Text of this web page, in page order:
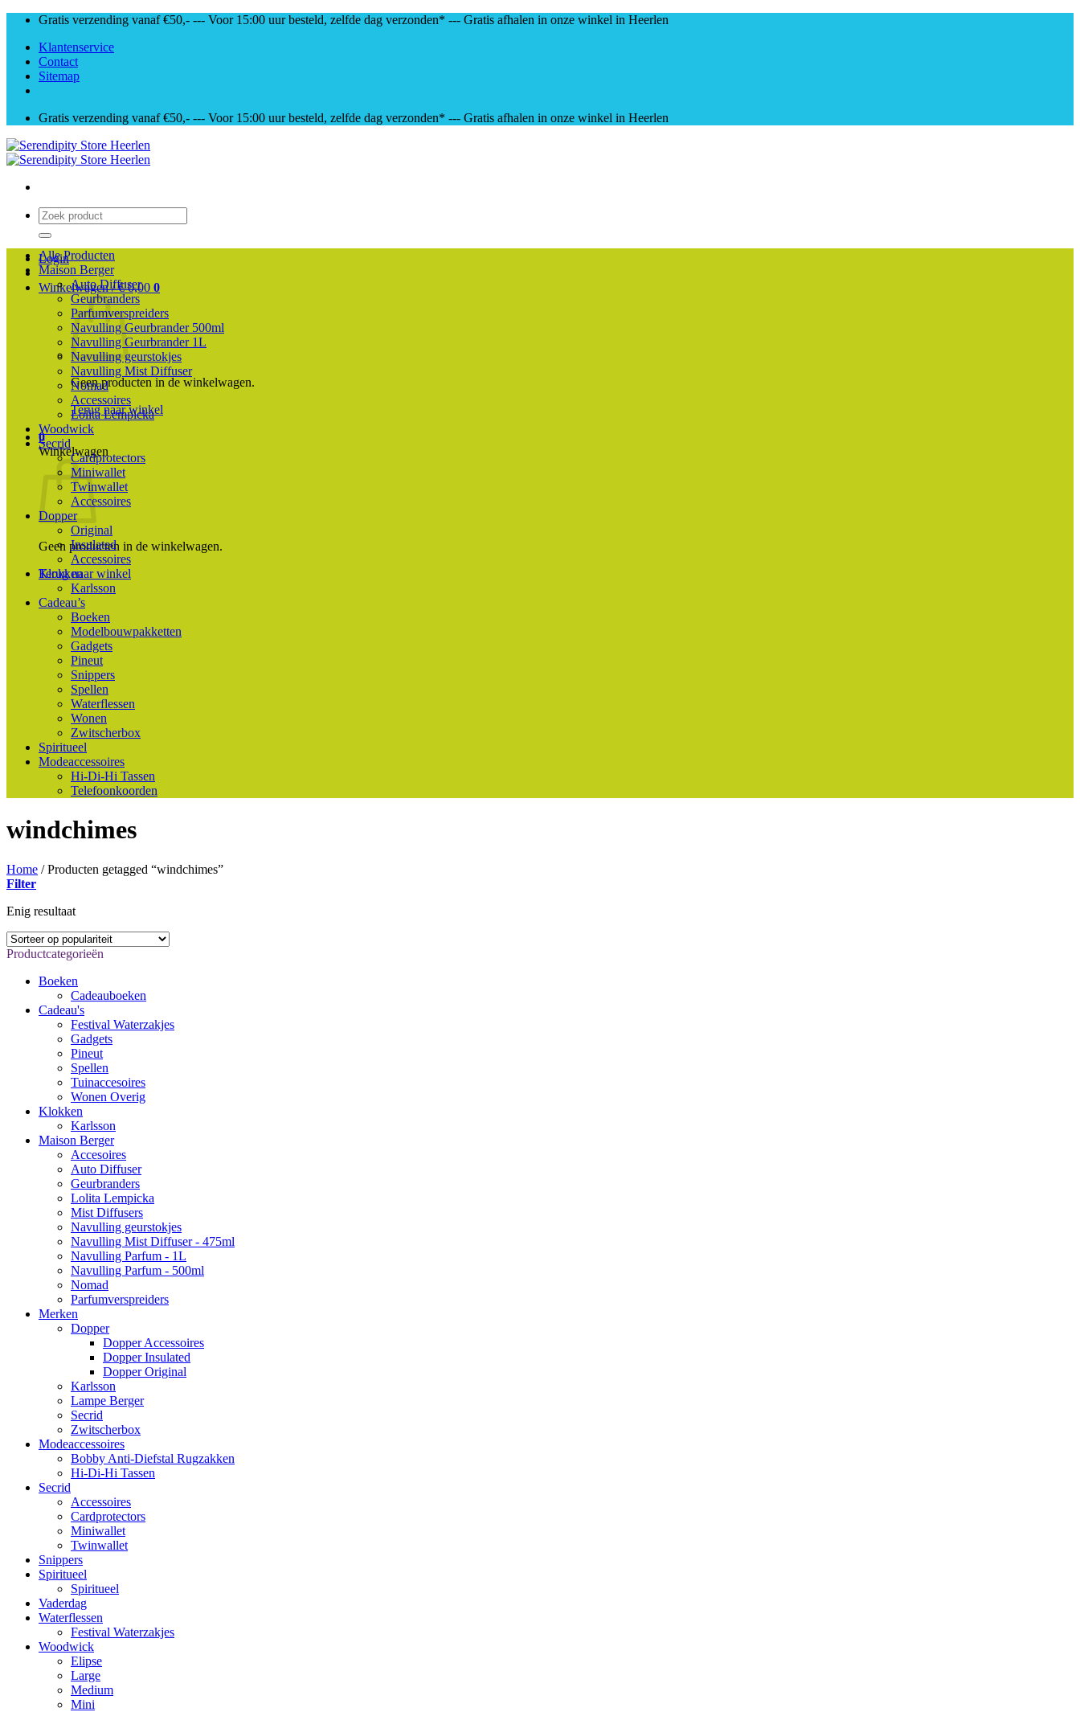
Skip
content
Gratis verzending vanaf €50,- --- Voor 15:00 uur besteld, zelfde dag verzonden* --- Gratis afhalen in onze winkel in Heerlen
Klantenservice
Contact
Sitemap
Gratis verzending vanaf €50,- --- Voor 15:00 uur besteld, zelfde dag verzonden* --- Gratis afhalen in onze winkel in Heerlen
Zoeken
naar:
Login
Winkelwagen /€0,00 0
Geen producten in de winkelwagen.
Terug naar winkel
0
Winkelwagen
Geen producten in de winkelwagen.
Terug naar winkel
Alle Producten
Maison Berger
Auto Diffuser
Geurbranders
Parfumverspreiders
Navulling Geurbrander 500ml
Navulling Geurbrander 1L
Navulling geurstokjes
Navulling Mist Diffuser
Nomad
Accessoires
Lolita Lempicka
Woodwick
Secrid
Cardprotectors
Miniwallet
Twinwallet
Accessoires
Dopper
Original
Insulated
Accessoires
Klokken
Karlsson
Cadeau’s
Boeken
Modelbouwpakketten
Gadgets
Pineut
Snippers
Spellen
Waterflessen
Wonen
Zwitscherbox
Spiritueel
Modeaccessoires
Hi-Di-Hi Tassen
Telefoonkoorden
windchimes
Home /Producten getagged “windchimes”
Filter
Enig resultaat
Productcategorieën
Boeken
Cadeauboeken
Cadeau's
Festival Waterzakjes
Gadgets
Pineut
Spellen
Tuinaccesoires
Wonen Overig
Klokken
Karlsson
Maison Berger
Accesoires
Auto Diffuser
Geurbranders
Lolita Lempicka
Mist Diffusers
Navulling geurstokjes
Navulling Mist Diffuser - 475ml
Navulling Parfum - 1L
Navulling Parfum - 500ml
Nomad
Parfumverspreiders
Merken
Dopper
Dopper Accessoires
Dopper Insulated
Dopper Original
Karlsson
Lampe Berger
Secrid
Zwitscherbox
Modeaccessoires
Bobby Anti-Diefstal Rugzakken
Hi-Di-Hi Tassen
Secrid
Accessoires
Cardprotectors
Miniwallet
Twinwallet
Snippers
Spiritueel
Spiritueel
Vaderdag
Waterflessen
Festival Waterzakjes
Woodwick
Elipse
Large
Medium
Mini